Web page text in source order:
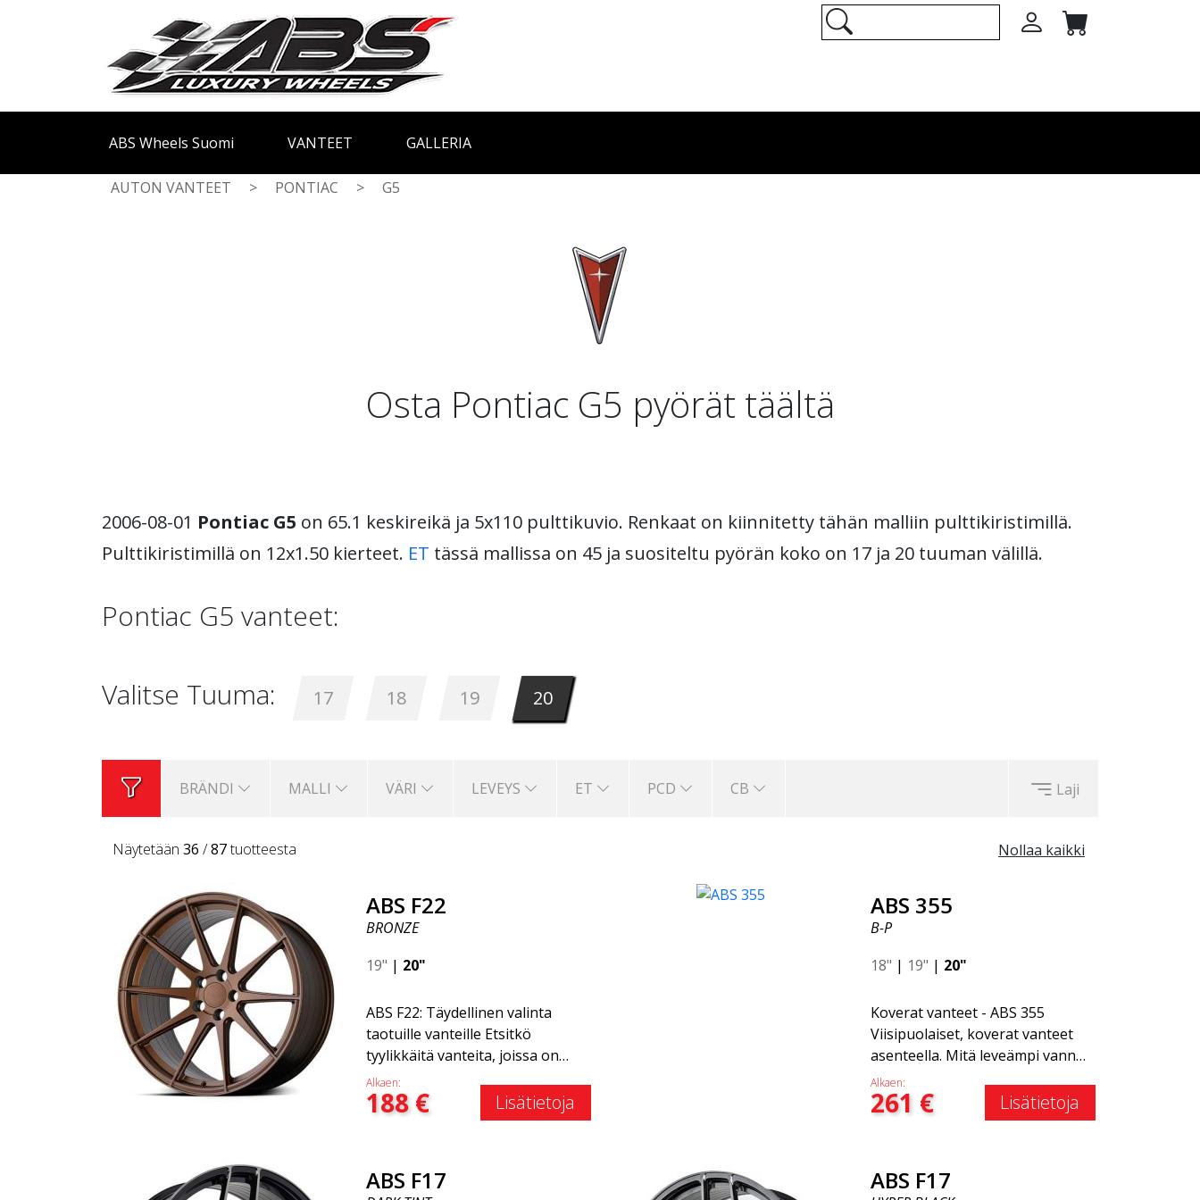
ABS Wheels Suomi VANTEET GALLERIA
AUTON VANTEET > PONTIAC > G5
Osta Pontiac G5 pyörät täältä
2006-08-01 Pontiac G5 on 65.1 keskireikä ja 5x110 pulttikuvio. Renkaat on kiinnitetty tähän malliin pulttikiristimillä.
Pulttikiristimillä on 12x1.50 kierteet. ET tässä mallissa on 45 ja suositeltu pyörän koko on 17 ja 20 tuuman välillä.
Pontiac G5 vanteet:
Valitse Tuuma: 17 18 19 20
BRÄNDI MALLI VÄRI LEVEYS ET PCD CB Laji
Nollaa kaikki
Näytetään 36 /87tuotteesta
ABS F22
BRONZE
19" | 20"
ABS F22: Täydellinen valinta
taotuille vanteille Etsitkö
tyylikkäitä vanteita, joissa on
tyylikäs ja ajaton muotoilu?
Tutustu ABS F22 -vanteeseen,
joka on uusi lisäys ABS Luxury
painonvähennys. Kaikkien
Alkaen:
188€ Lisätietoja
ABS 355
B-P
18" | 19" | 20"
Koverat vanteet - ABS 355
Viisipuolaiset, koverat vanteet
asenteella. Mitä leveämpi vanne,
sitä selvempi kovera vaikutus.
Saatavilla useissa
väriyhdistelmissä: Musta
Yhteensopiva useimpien
Alkaen:
261 € Lisätietoja
ABS F17 ABS F17